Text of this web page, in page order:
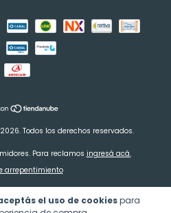
el uso de cookiespara
Todos los derechos reservados.
Para reclamos ingresá acá.
arrepentimiento